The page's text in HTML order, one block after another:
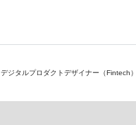
デジタルプロダクトデザイナー（Fintech）